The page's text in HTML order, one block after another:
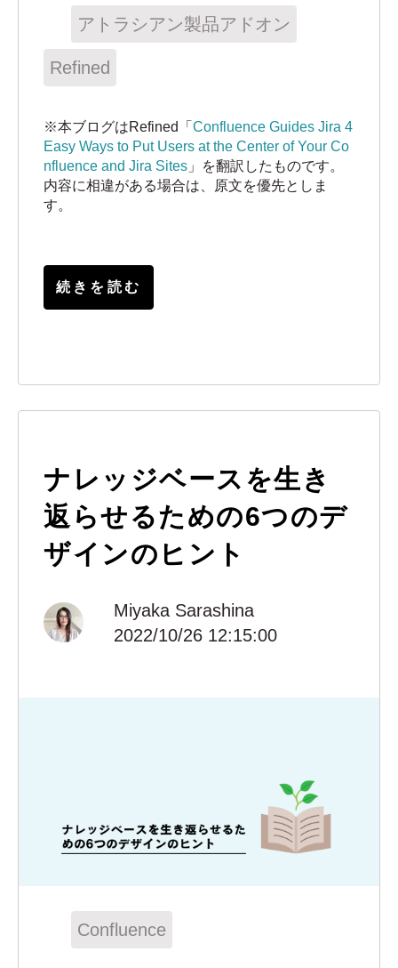
アトラシアン製品アドオン
Refined
※本ブログはRefined「 Confluence Guides Jira 4
Easy Ways to Put Users at the Center of Your Co
nfluence and Jira Sites 」を翻訳したものです。
内容に相違がある場合は、原文を優先としま
す。
続きを読む
ナレッジベースを生き
返らせるための6つのデ
ザインのヒント
Miyaka Sarashina
2022/10/26 12:15:00
Confluence